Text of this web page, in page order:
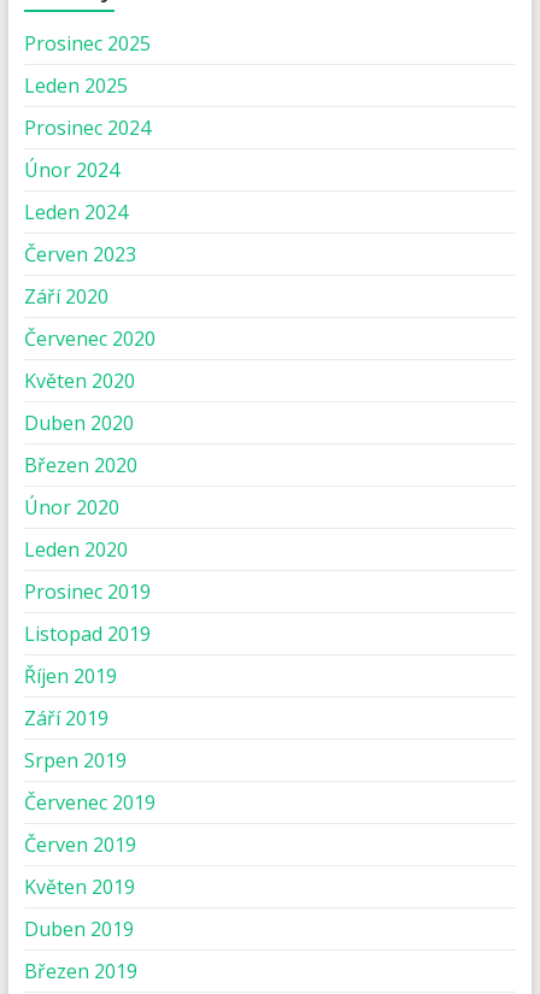
Prosinec 2025
Leden 2025
Prosinec 2024
Únor 2024
Leden 2024
Červen 2023
Září 2020
Červenec 2020
Květen 2020
Duben 2020
Březen 2020
Únor 2020
Leden 2020
Prosinec 2019
Listopad 2019
Říjen 2019
Září 2019
Srpen 2019
Červenec 2019
Červen 2019
Květen 2019
Duben 2019
Březen 2019